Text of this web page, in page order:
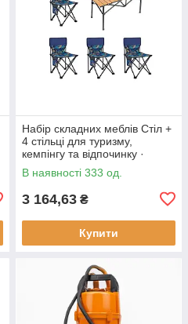
Набір складних меблів Стіл +
4 стільці для туризму,
кемпінгу та відпочинку ·
Металевий каркас
В наявності 333 од.
3 164,63 ₴
Купити